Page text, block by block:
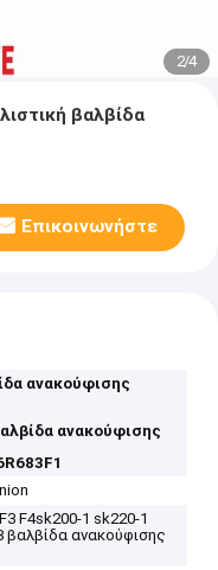
2/4
βαλβίδα
Επικοινωνήστε
ανακούφισης
ανακούφισης
F4sk200-1 sk220-1
βαλβίδα ανακούφισης